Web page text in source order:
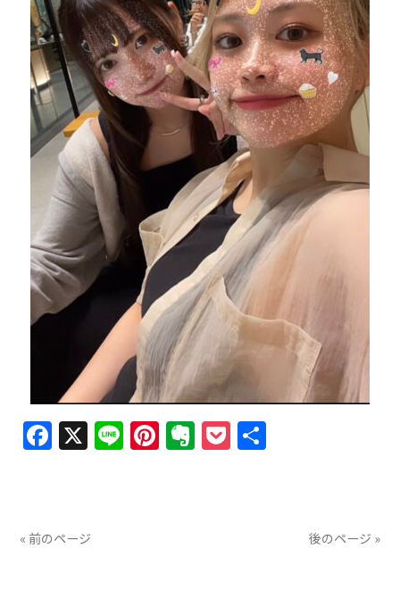
Facebook
X LinePinterest
Evernote
Pocket
« 前のページ 後のページ »